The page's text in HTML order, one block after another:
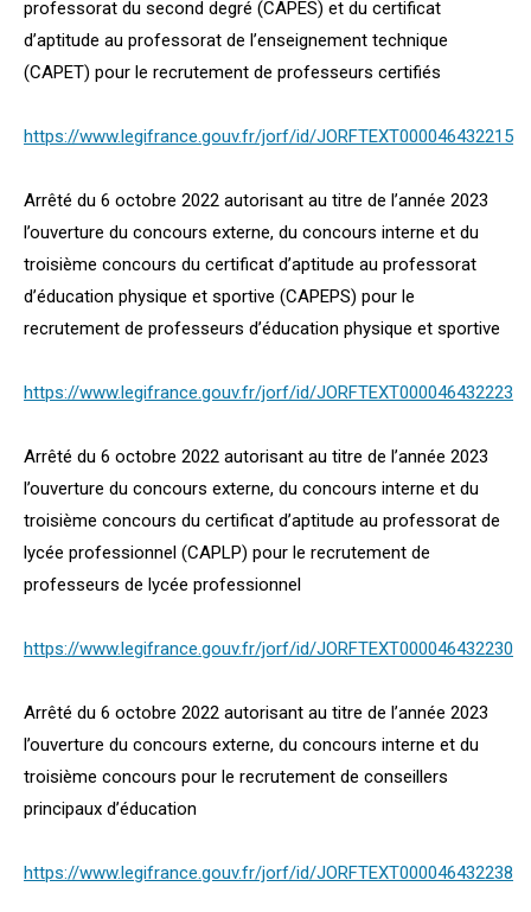
professorat du second degré (CAPES) et du certificat
d’aptitude au professorat de l’enseignement technique
(CAPET) pour le recrutement de professeurs certifiés
https://www.legifrance.gouv.fr/jorf/id/JORFTEXT000046432215
Arrêté du 6 octobre 2022 autorisant au titre de l’année 2023
l’ouverture du concours externe, du concours interne et du
troisième concours du certificat d’aptitude au professorat
d’éducation physique et sportive (CAPEPS) pour le
recrutement de professeurs d’éducation physique et sportive
https://www.legifrance.gouv.fr/jorf/id/JORFTEXT000046432223
Arrêté du 6 octobre 2022 autorisant au titre de l’année 2023
l’ouverture du concours externe, du concours interne et du
troisième concours du certificat d’aptitude au professorat de
lycée professionnel (CAPLP) pour le recrutement de
professeurs de lycée professionnel
https://www.legifrance.gouv.fr/jorf/id/JORFTEXT000046432230
Arrêté du 6 octobre 2022 autorisant au titre de l’année 2023
l’ouverture du concours externe, du concours interne et du
troisième concours pour le recrutement de conseillers
principaux d’éducation
https://www.legifrance.gouv.fr/jorf/id/JORFTEXT000046432238